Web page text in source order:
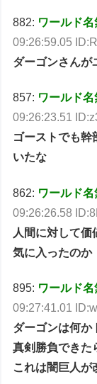
882: ワールド
09:26:59.05
ダーゴンさんが
857: ワールド
09:26:23.51
ゴーストでも幹
いたな
862: ワールド
09:26:26.58
人間に対して
気に入ったのか
895: ワールド
09:27:41.01
ダーゴンは何か
真剣勝負できた
これは闇巨人が